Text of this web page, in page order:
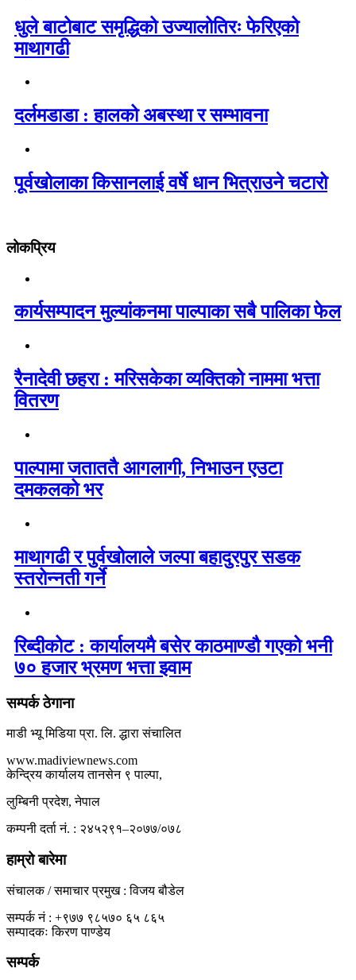
धुले बाटोबाट समृद्धिको उज्यालोतिरः फेरिएको
माथागढी
दर्लमडाडा : हालको अबस्था र सम्भावना
पूर्वखोलाका किसानलाई वर्षे धान भित्राउने चटारो
लोकप्रिय
कार्यसम्पादन मुल्यांकनमा पाल्पाका सबै पालिका फेल
रैनादेवी छहरा : मरिसकेका व्यक्तिको नाममा भत्ता
वितरण
पाल्पामा जताततै आगलागी, निभाउन एउटा
दमकलको भर
माथागढी र पुर्वखोलाले जल्पा बहादुरपुर सडक
स्तरोन्नती गर्ने
रिब्दीकोट : कार्यालयमै बसेर काठमाण्डौ गएको भनी
७० हजार भ्रमण भत्ता झ्वाम
सम्पर्क ठेगाना
माडी भ्यू मिडिया प्रा. लि. द्धारा संचालित
www.madiviewnews.com
केन्द्रिय कार्यालय तानसेन ९ पाल्पा,
लुम्बिनी प्रदेश, नेपाल
कम्पनी दर्ता नं. : २४५२९१–२०७७/०७८
हाम्रो बारेमा
संचालक / समाचार प्रमुख : विजय बौडेल
सम्पर्क नं : +९७७ ९८५७० ६५ ८६५
सम्पादकः किरण पाण्डेय
सम्पर्क